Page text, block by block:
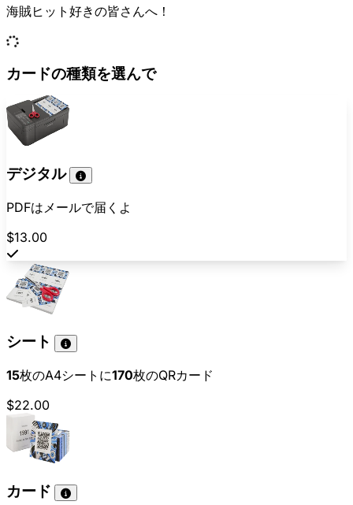
海賊ヒット好きの皆さんへ！
カードの種類を選んで
デジタル
PDFはメールで届くよ
$13.00
シート
15枚のA4シートに170枚のQRカード
$22.00
カード